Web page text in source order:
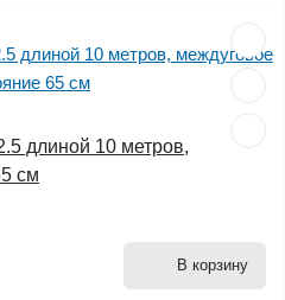
длиной 10 метров,
см
В корзину